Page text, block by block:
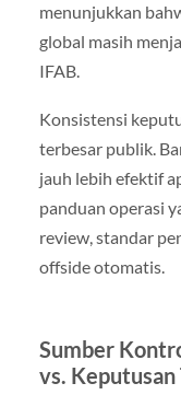
menunjukkan
global masih
IFAB.
Konsistensi
terbesar publik.
jauh lebih efektif
panduan operasi
review, standar
offside otomatis.
Sumber
vs. Keputusan